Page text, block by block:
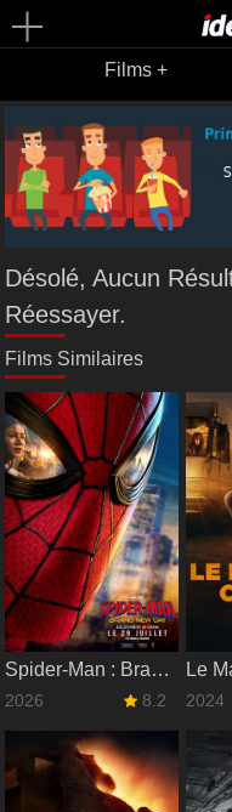
Films +
Désolé, Aucun
Réessayer.
Films Similaires
Spider-Man : Brand New Day
2026 8.2
Le
2024